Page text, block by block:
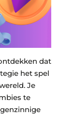
dat
het spel
Je
te